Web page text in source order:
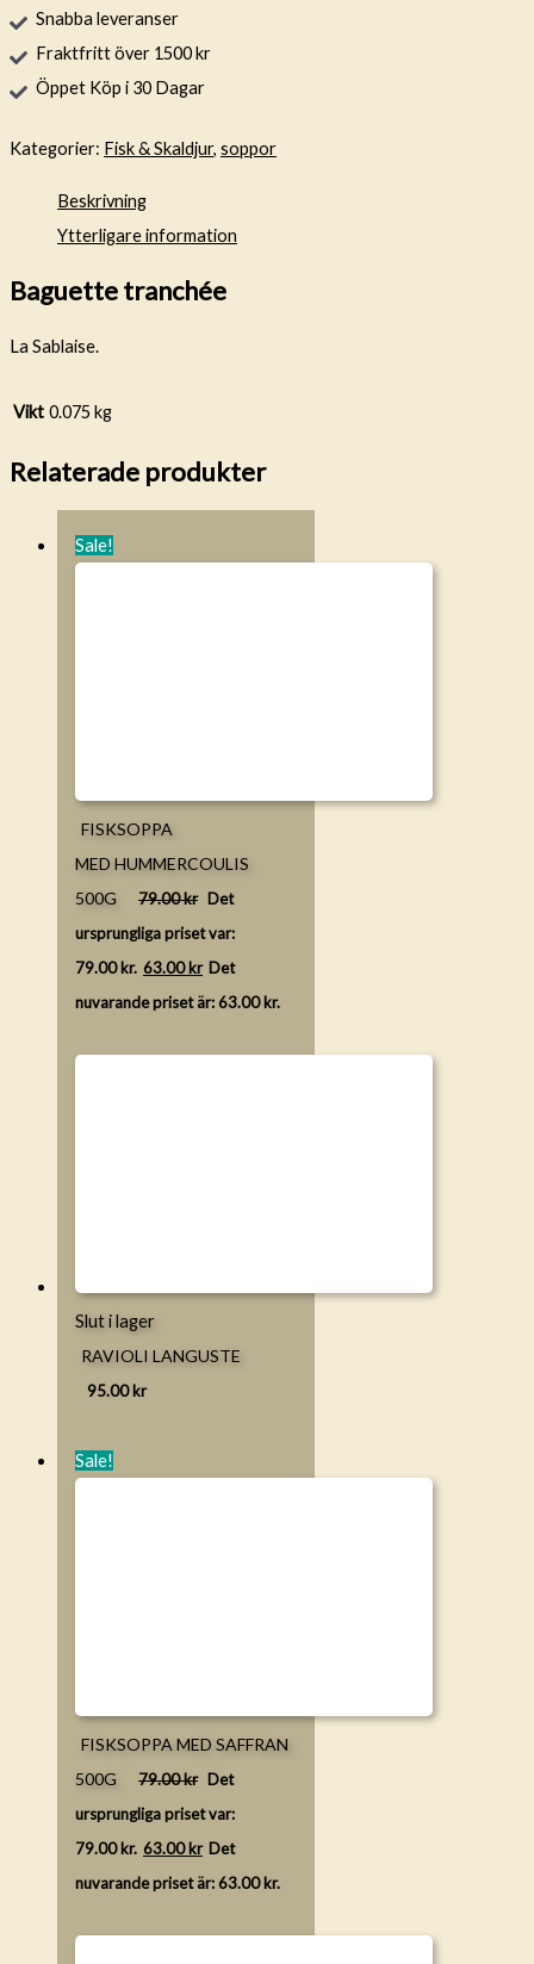
Snabba leveranser
Fraktfritt över 1500 kr
Öppet Köp i 30 Dagar
Kategorier: Fisk & Skaldjur, soppor
Beskrivning
Ytterligare information
Baguette tranchée
La Sablaise.
Vikt 0.075 kg
Relaterade produkter
Sale!
FISKSOPPA
MED HUMMERCOULIS
500G
79.00kr Det
ursprungliga priset var:
79.00 kr. 63.00kr Det
nuvarande priset är: 63.00 kr.
Slut i lager
RAVIOLI LANGUSTE
95.00kr
Sale!
FISKSOPPA MED SAFFRAN
500G
79.00kr Det
ursprungliga priset var:
79.00 kr. 63.00kr Det
nuvarande priset är: 63.00 kr.